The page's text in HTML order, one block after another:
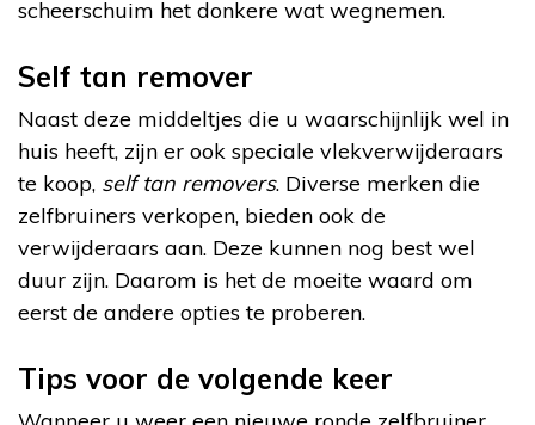
scheerschuim het donkere wat wegnemen.
Self tan remover
Naast deze middeltjes die u waarschijnlijk wel in
huis heeft, zijn er ook speciale vlekverwijderaars
te koop, self tan removers. Diverse merken die
zelfbruiners verkopen, bieden ook de
verwijderaars aan. Deze kunnen nog best wel
duur zijn. Daarom is het de moeite waard om
eerst de andere opties te proberen.
Tips voor de volgende keer